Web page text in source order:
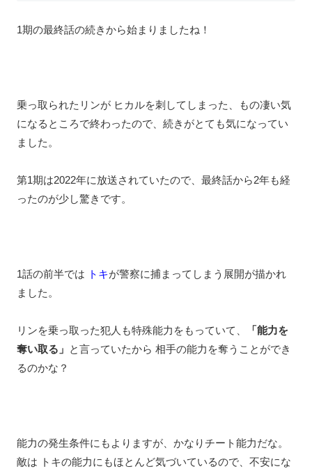
1期の最終話の続きから始まりましたね！
乗っ取られたリンが ヒカルを刺してしまった、もの凄い気
になるところで終わったので、続きがとても気になってい
ました。
第1期は2022年に放送されていたので、最終話から2年も経
ったのが少し驚きです。
1話の前半では トキが警察に捕まってしまう展開が描かれ
ました。
リンを乗っ取った犯人も特殊能力をもっていて、
「能力を
奪い取る」 と言っていたから 相手の能力を奪うことができ
るのかな？
能力の発生条件にもよりますが、かなりチート能力だな。
敵は トキの能力にもほとんど気づいているので、不安にな